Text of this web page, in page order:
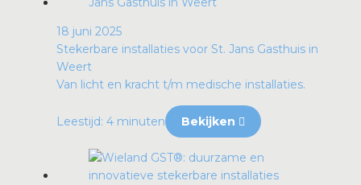
18 juni 2025
Stekerbare installaties voor St. Jans Gasthuis in
Weert
Van licht en kracht t/m medische installaties.
Leestijd: 4 minuten Bekijken